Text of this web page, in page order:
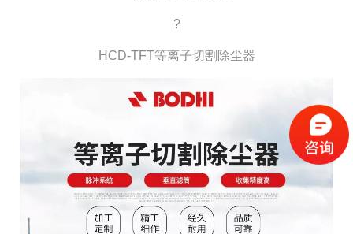
?
HCD-TFT等离子切割除尘器